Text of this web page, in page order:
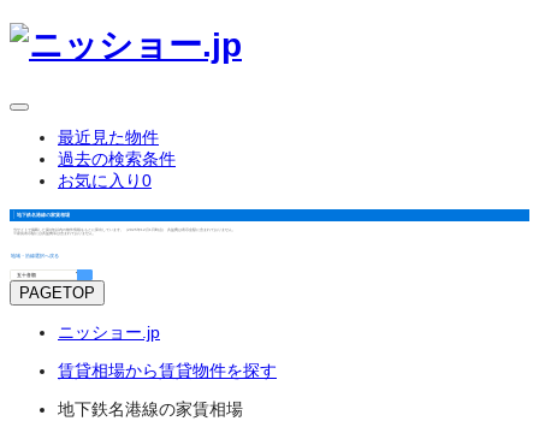
最近見た物件
過去の検索条件
お気に入り0
地下鉄名港線の家賃相場
当サイトで掲載した築3年以内の物件情報をもとに算出しています。（2025年12月1日時点） 共益費は表示金額に含まれておりません。
※家賃表示額には共益費等は含まれておりません。
地域・沿線選択へ戻る
PAGETOP
ニッショー.jp
賃貸相場から賃貸物件を探す
地下鉄名港線の家賃相場